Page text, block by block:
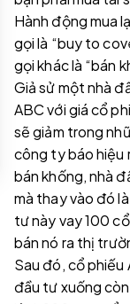
Hành động mua
gọi là “buy to
gọi khác là “bán
Giả sử một nhà
ABC với giá cổ
sẽ giảm trong
công ty báo hiệu
bán khống, nhà
mà thay vào đó
tư này vay 100
bán nó ra thị
Sau đó, cổ phiếu
đầu tư xuống